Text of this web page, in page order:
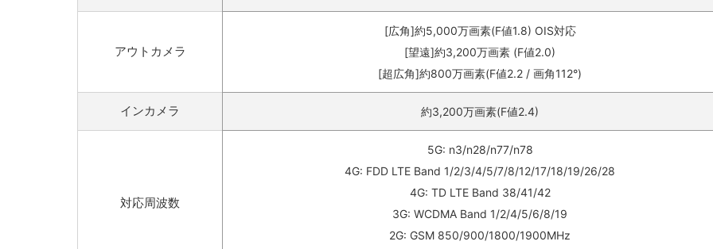
アウトカメラ
[広角]約5,000万画素(F値1.8) OIS対応
[望遠]約3,200万画素 (F値2.0)
[超広角]約800万画素(F値2.2 / 画角112°)
インカメラ 約3,200万画素(F値2.4)
対応周波数
5G: n3/n28/n77/n78
4G: FDD LTE Band 1/2/3/4/5/7/8/12/17/18/19/26/28
4G: TD LTE Band 38/41/42
3G: WCDMA Band 1/2/4/5/6/8/19
2G: GSM 850/900/1800/1900MHz